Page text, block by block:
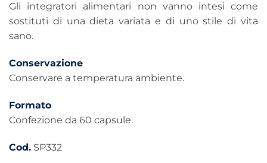
Gli integratori alimentari non vanno intesi come
sostituti di una dieta variata e di uno stile di vita
sano.
Conservazione
Conservare a temperatura ambiente.
Formato
Confezione da 60 capsule.
Cod. SP332